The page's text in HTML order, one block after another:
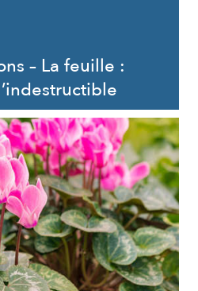
– La feuille :